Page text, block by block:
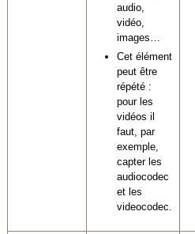
audio,
vidéo,
images…
Cet élément
peut être
répété :
pour les
vidéos il
faut, par
exemple,
capter les
audiocodec
et les
videocodec.